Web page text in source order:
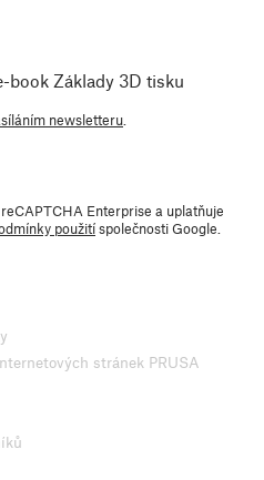
book Základy 3D tisku
newsletteru.
Enterprise a uplatňuje
použitíspolečnosti Google.
stránek PRUSA